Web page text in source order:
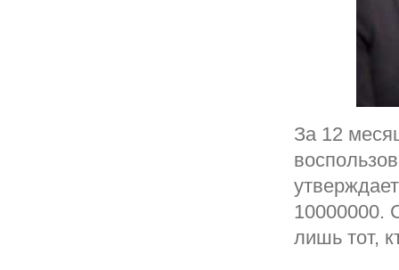
За 12
10000000.
лишь тот,